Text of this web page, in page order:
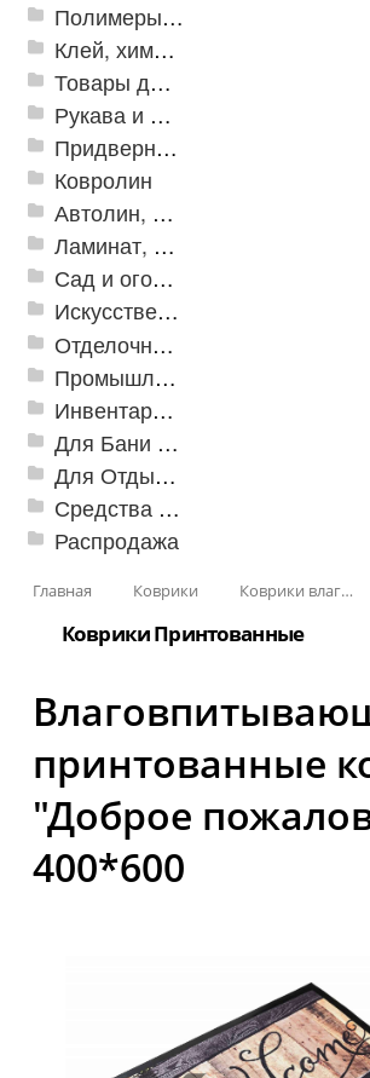
Полимеры и пластики
Клей, химия, сопутствующие товары
Товары для дома
Рукава и шланги промышленные
Придверные решетки
Ковролин
Автолин, Транслин, Линолеум
Ламинат, Кварцвиниловая плитка SPC
Сад и огород
Искусственная трава
Отделочные профили
Промышленный текстиль
Инвентарь для клининга
Для Бани и Сауны
Для Отдыха и Пикника
Средства от насекомых и садовых вредителей
Распродажа
Главная Коврики Коврики влаговпитывающие
Коврики Принтованные
принтованные
"Доброе
400*600